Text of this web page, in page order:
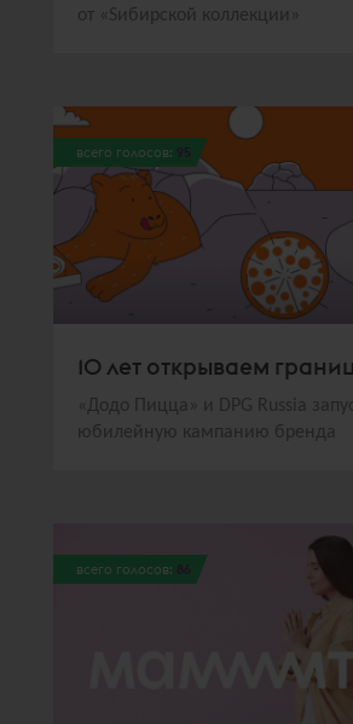
от «Sибирской коллекции»
всего голосов: 95
10 лет открываем
«Додо Пицца» и DPG Russia
юбилейную кампанию бренда
всего голосов: 86